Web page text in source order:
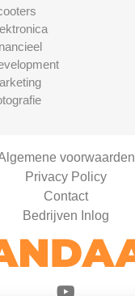
voorwaarden
Privacy Policy
Contact
Bedrijven Inlog